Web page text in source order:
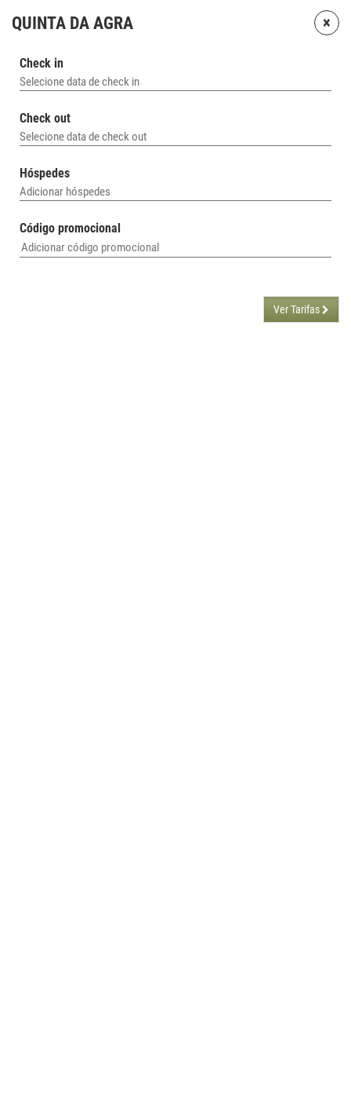
×
QUINTA DA AGRA
Check in
Selecione data de check in
Check out
Selecione data de check out
Hóspedes
Adicionar hóspedes
Código promocional
Ver Tarifas